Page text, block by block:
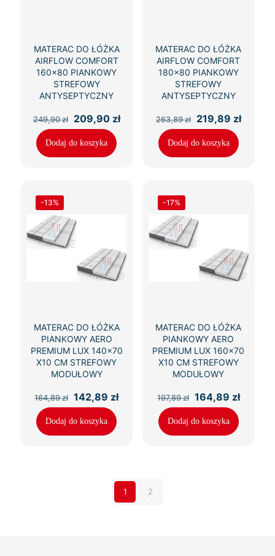
MATERAC DO ŁÓŻKA
AIRFLOW COMFORT
160×80 PIANKOWY
STREFOWY
ANTYSEPTYCZNY
249,90zł
Pierwotna
cena
wynosiła:
249,90 zł.
209,90 złAktualna
209,90 zł.
Dodaj do koszyka
MATERAC DO ŁÓŻKA
AIRFLOW COMFORT
180×80 PIANKOWY
STREFOWY
ANTYSEPTYCZNY
263,89zł
Pierwotna
cena
wynosiła:
263,89 zł.
219,89 zł
Dodaj do koszyka
-13%
MATERAC DO ŁÓŻKA
PIANKOWY AERO
PREMIUM LUX 140×70
X10 CM STREFOWY
MODUŁOWY
164,89zł Pierwotna
cena
wynosiła:
164,89 zł.
142,89 złAktualna
142,89 zł.
Dodaj do koszyka
-17%
MATERAC DO ŁÓŻKA
PIANKOWY AERO
PREMIUM LUX 160×70
X10 CM STREFOWY
MODUŁOWY
197,89zł
Pierwotna
cena
wynosiła:
197,89 zł.
164,89 zł
Dodaj do koszyka
1 2